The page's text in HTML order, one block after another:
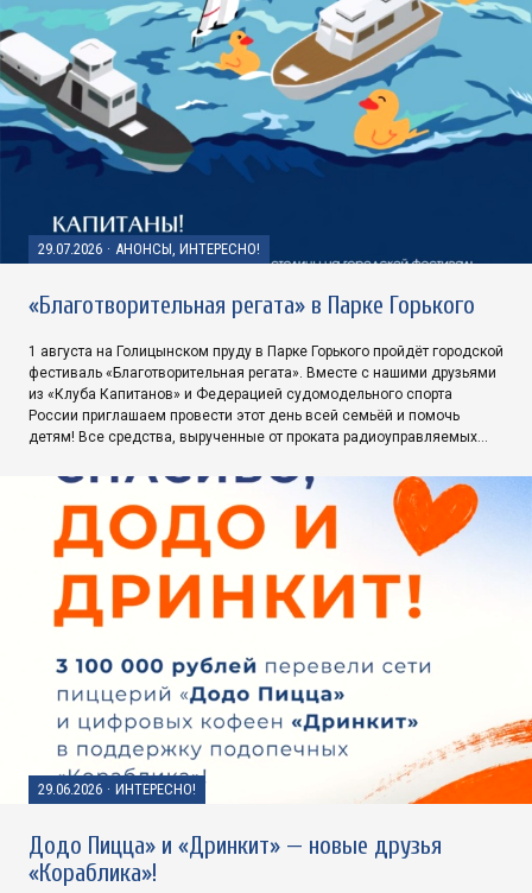
29.07.2026 · АНОНСЫ, ИНТЕРЕСНО!
«Благотворительная регата» в Парке Горького
1 августа на Голицынском пруду в Парке Горького пройдёт городской
фестиваль «Благотворительная регата». Вместе с нашими друзьями
из «Клуба Капитанов» и Федерацией судомодельного спорта
России приглашаем провести этот день всей семьёй и помочь
детям! Все средства, вырученные от проката радиоуправляемых…
29.06.2026 · ИНТЕРЕСНО!
Додо Пицца» и «Дринкит» — новые друзья
«Кораблика»!